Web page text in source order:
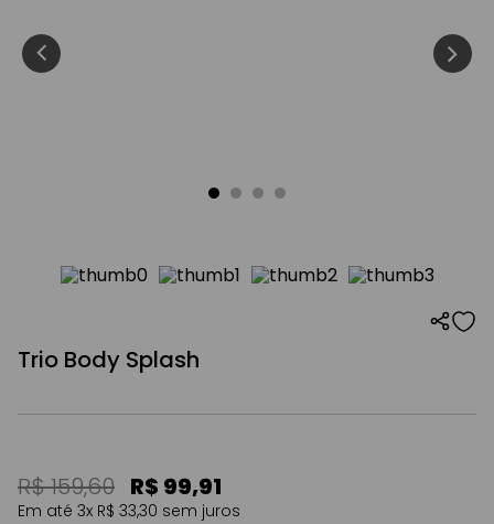
Trio Body Splash
R$159,60 R$ 99,91
Em até 3x R$ 33,30 sem juros